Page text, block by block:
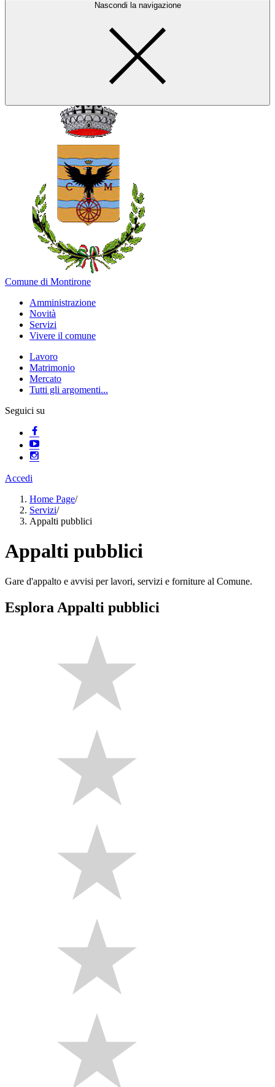
Nascondi la navigazione
Comune di Montirone
Amministrazione
Novità
Servizi
Vivere il comune
Lavoro
Matrimonio
Mercato
Tutti gli argomenti...
Seguici su
Accedi
Home Page/
Servizi/
Appalti pubblici
Appalti pubblici
Gare d'appalto e avvisi per lavori, servizi e forniture al Comune.
Esplora Appalti pubblici